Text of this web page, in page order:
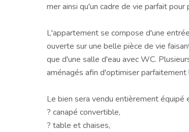
mer ainsi qu'un cadre de vie parfait
L'appartement se compose d'une
ouverte sur une belle pièce de vie
que d'une salle d'eau avec WC.
aménagés afin d'optimiser parfaitement
Le bien sera vendu entièrement équipé
? canapé convertible,
? table et chaises,